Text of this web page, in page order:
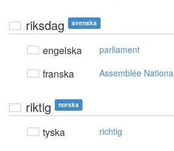
riksdag svenska
engelska parliament
franska Assemblée
riktig norska
tyska richtig